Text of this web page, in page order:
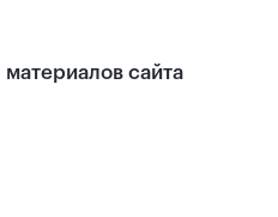
сайта